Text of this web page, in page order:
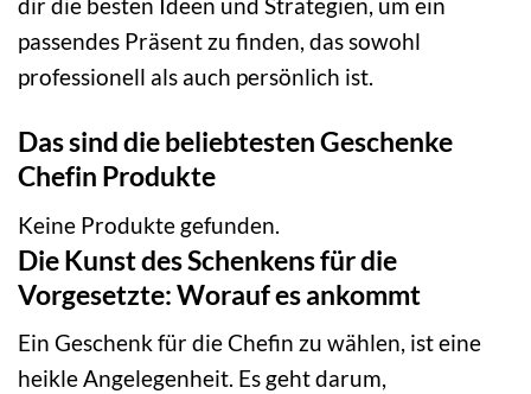
dir die besten Ideen und Strategien, um ein
passendes Präsent zu finden, das sowohl
professionell als auch persönlich ist.
Das sind die beliebtesten Geschenke
Chefin Produkte
Keine Produkte gefunden.
Die Kunst des Schenkens für die
Vorgesetzte: Worauf es ankommt
Ein Geschenk für die Chefin zu wählen, ist eine
heikle Angelegenheit. Es geht darum,